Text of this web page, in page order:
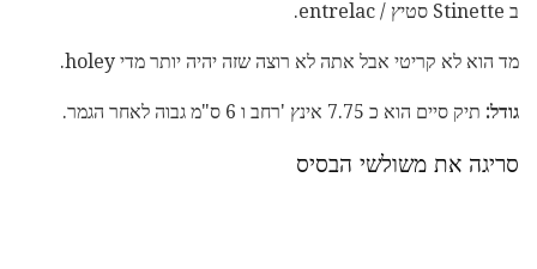
ב Stinette סטיץ / entrelac.
מד הוא לא קריטי אבל אתה לא רוצה שזה יהיה יותר מדי holey.
גודל: תיק סיים הוא כ 7.75 אינץ 'רחב ו 6 ס"מ גבוה לאחר הגמר.
סריגה את משולשי הבסיס